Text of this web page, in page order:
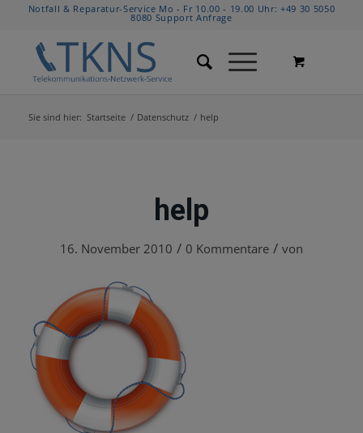
Notfall & Reparatur-Service Mo - Fr 10.00 - 19.00 Uhr:+49 30 5050
8080 Support Anfrage
Sie sind hier: Startseite / Datenschutz / help
help
16. November 2010 / 0 Kommentare / von